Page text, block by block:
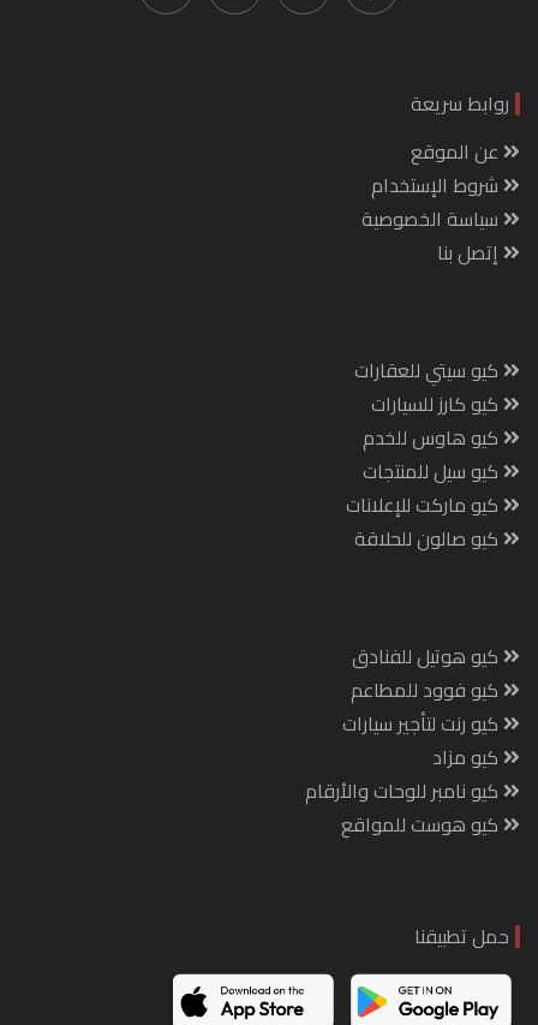
روابط سريعة
عن الموقع
شروط الإستخدام
سياسة الخصوصية
إتصل بنا
كيو سيتي للعقارات
كيو كارز للسيارات
كيو هاوس للخدم
كيو سيل للمنتجات
كيو ماركت للإعلانات
كيو صالون للحلاقة
كيو هوتيل للفنادق
كيو فوود للمطاعم
كيو رنت لتأجير سيارات
كيو مزاد
كيو نامبر للوحات والأرقام
كيو هوست للمواقع
حمل تطبيقنا